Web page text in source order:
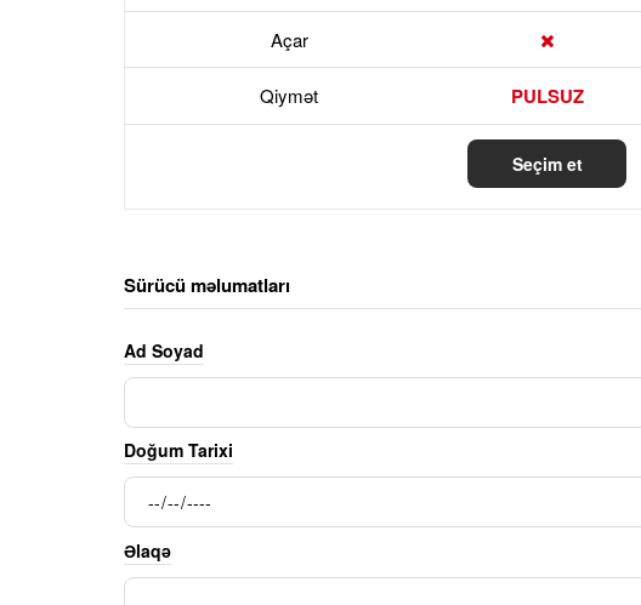
Açar
Qiymət PULSUZ
Seçim et
Sürücü məlumatları
Ad Soyad
Doğum Tarixi
Əlaqə